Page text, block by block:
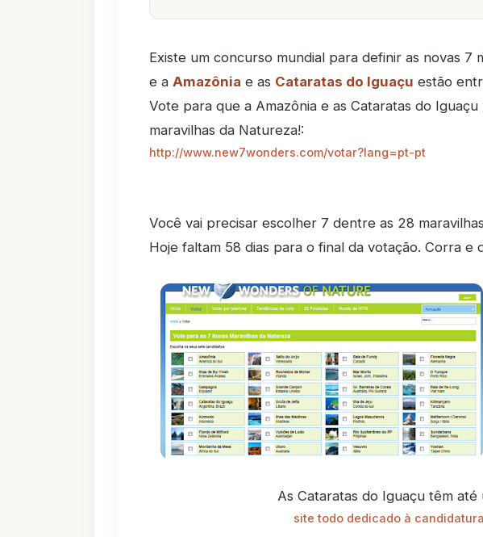
Existe um concurso mundial para definir as novas 7
e a Amazônia e as Cataratas do Iguaçu estão
Vote para que a Amazônia e as Cataratas do Iguaçu
maravilhas da Natureza!:
http://www.new7wonders.com/votar?lang=pt-pt
Você vai precisar escolher 7 dentre as 28
Hoje faltam 58 dias para o final da votação. Corra e
As Cataratas do Iguaçu têm até
site todo dedicado à candidatura